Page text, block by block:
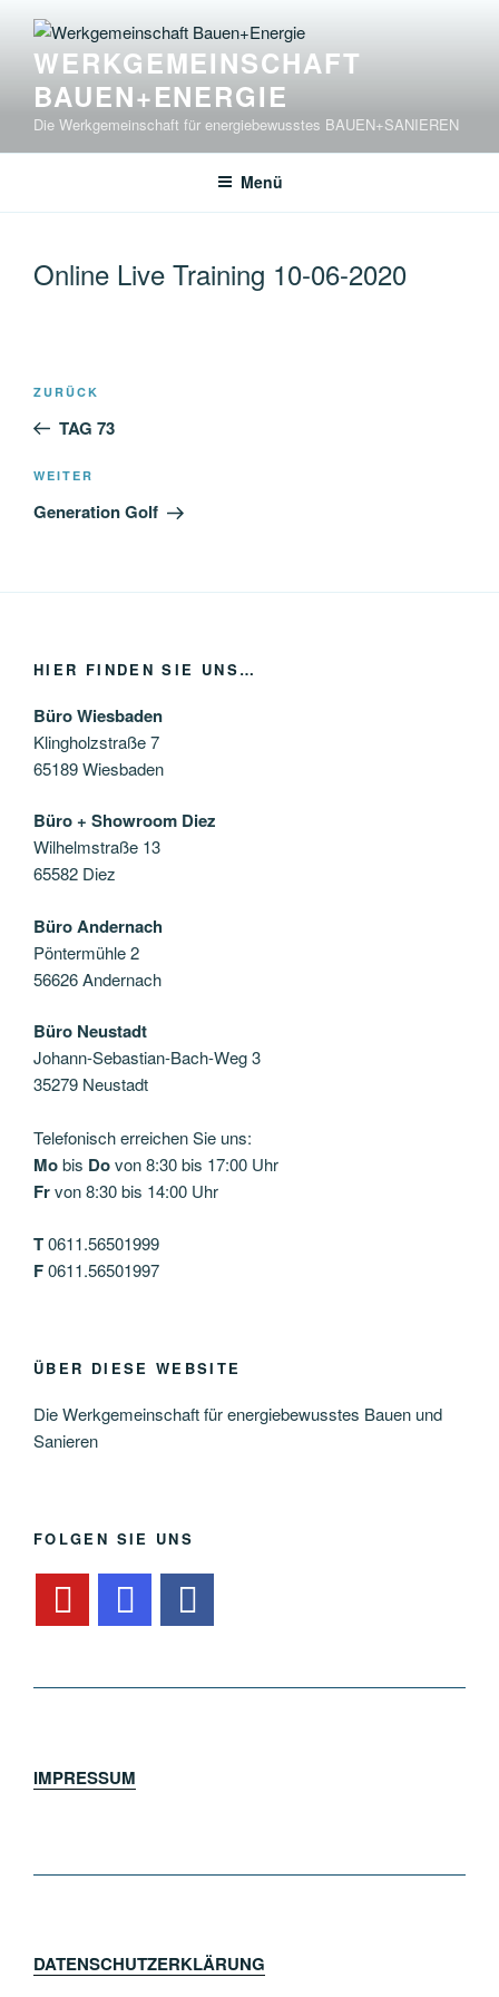
Inhalt
springenWERKGEMEINSCHAFT
BAUEN+ENERGIE
Die Werkgemeinschaft für energiebewusstes BAUEN+SANIEREN
Menü
Online Live Training 10-06-2020
Beitragsnavigation
Vorheriger
Beitrag
ZURÜCK
TAG 73
Nächster
Beitrag
WEITER
Generation Golf
HIER FINDEN SIE UNS…
Büro Wiesbaden
Klingholzstraße 7
65189 Wiesbaden
Büro + Showroom Diez
Wilhelmstraße 13
65582 Diez
Büro Andernach
Pöntermühle 2
56626 Andernach
Büro Neustadt
Johann-Sebastian-Bach-Weg 3
35279 Neustadt
Telefonisch erreichen Sie uns:
Mobis Dovon 8:30 bis 17:00 Uhr
Frvon 8:30 bis 14:00 Uhr
T0611.56501999
F0611.56501997
ÜBER DIESE WEBSITE
Die Werkgemeinschaft für energiebewusstes Bauen und
Sanieren
FOLGEN SIE UNS
IMPRESSUM
DATENSCHUTZERKLÄRUNG